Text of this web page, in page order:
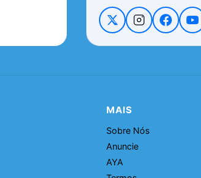
MAIS
Sobre Nós
Anuncie
AYA